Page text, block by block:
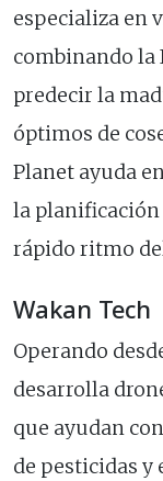
especializa en
combinando la
predecir la
óptimos de
Planet ayuda
la planificación
rápido ritmo
Wakan Tech
Operando
desarrolla
que ayudan
de pesticidas y